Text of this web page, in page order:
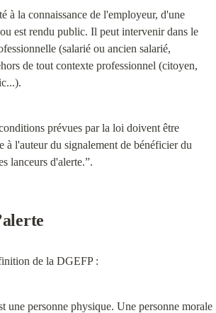
à la connaissance de l'employeur, d'une
est rendu public. Il peut intervenir dans le
(salarié ou ancien salarié,
de tout contexte professionnel (citoyen,
prévues par la loi doivent être
à l'auteur du signalement de bénéficier du
lanceurs d'alerte.”.
de la DGEFP :
une personne physique. Une personne morale